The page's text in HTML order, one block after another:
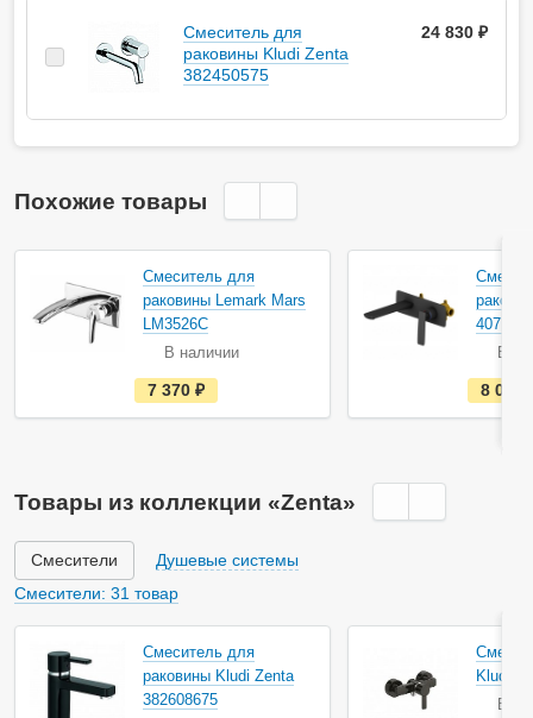
Смеситель для
раковины Kludi Zenta
382450575
24 830 ₽
Похожие товары
Смеситель для
раковины Lemark Mars
LM3526C
В наличии
е
с
т
л
и
7 370
4071/
В
8 070
Товары из коллекции «Zenta»
Смесители
Душевые системы
Смесители: 31 товар
Смеситель для
раковины Kludi Zenta
382608675
Kludi
В